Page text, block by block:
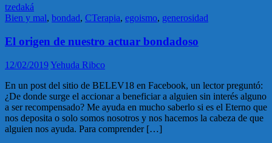
tzedaká
Bien y mal, bondad, CTerapia, egoismo, generosidad
El origen de nuestro actuar bondadoso
12/02/2019Yehuda Ribco
En un post del sitio de BELEV18 en Facebook, un lector preguntó:
¿De donde surge el accionar a beneficiar a alguien sin interés alguno
a ser recompensado? Me ayuda en mucho saberlo si es el Eterno que
nos deposita o solo somos nosotros y nos hacemos la cabeza de que
alguien nos ayuda. Para comprender […]